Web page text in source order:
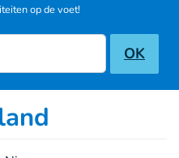
op de voet!
Newsletter inscription
OK